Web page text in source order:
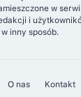
w
i
inny sposób.
O nas Kontakt